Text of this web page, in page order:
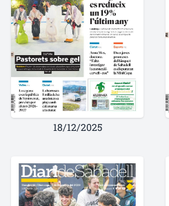
18/12/2025